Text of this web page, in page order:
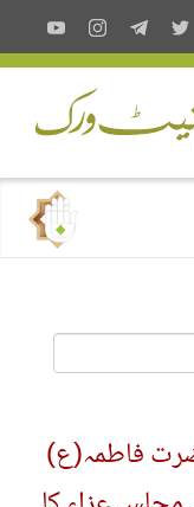
فاطمہ(‏ع)